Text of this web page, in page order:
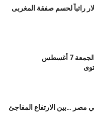
5 ملايين دولار راتباً لحسم صفقة المغربى
سعر جرام 21الذهب اليوم الجمعة 7 أغسطس
مصر …بين الارتفاع المفاجئ